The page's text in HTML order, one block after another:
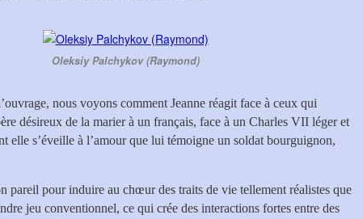
Oleksiy Palchykov (Raymond)
nous voyons comment Jeanne réagit face à ceux qui
désireux de la marier à un français, face à un Charles VII léger et
elle s’éveille à l’amour que lui témoigne un soldat bourguignon,
pareil pour induire au chœur des traits de vie tellement réalistes que
jeu conventionnel, ce qui crée des interactions fortes entre des